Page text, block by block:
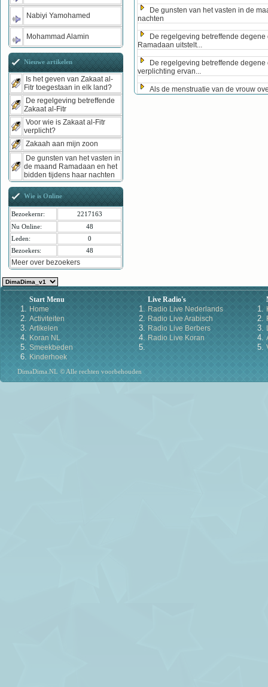
De gunsten van het vasten in de
nachten
De regelgeving betreffende
Ramadaan uitstelt...
De regelgeving betreffende
verplichting ervan...
Als de menstruatie van de vrouw
Nabiyi Yamohamed
Mohammad Alamin
Nieuwe artikelen
Is het geven van Zakaat al-
Fitr toegestaan in elk land?
De regelgeving betreffende
Zakaat al-Fitr
Voor wie is Zakaat al-Fitr
verplicht?
Zakaah aan mijn zoon
De gunsten van het vasten in
de maand Ramadaan en het
bidden tijdens haar nachten
Wie is Online
Bezoekernr:
2217163
Nu Online:
48
Leden:
0
Bezoekers:
48
Meer over bezoekers
Start Menu
Home
Activiteiten
Artikelen
Koran NL
Smeekbeden
Kinderhoek
Live Radio's
Radio Live Nederlands
Radio Live Arabisch
Radio Live Berbers
Radio Live Koran
DimaDima.NL © Alle rechten voorbehouden